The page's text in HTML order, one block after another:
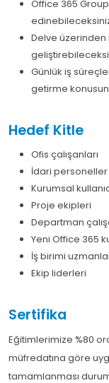
Office 365
Delve
Günlük iş
getirme
Hedef Kitle
Ofis çalışanları
İdari personeller
Kurumsal
Proje ekipleri
Departman
Yeni Office 365
İş birimi
Ekip liderleri
Sertifika
Eğitimlerimize %80
müfredatına göre
tamamlanması